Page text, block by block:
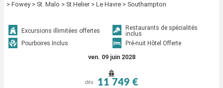
> Fowey > St. Malo > St Helier > Le Havre > Southampton
Excursions illimitées offertes
Restaurants de spécialités
inclus
Pourboires Inclus
Pré-nuit Hôtel Offerte
ven. 09 juin 2028
dès 11 749 €